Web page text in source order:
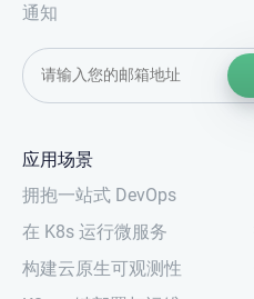
通知
应用场景
拥抱一站式 DevOps
在 K8s 运行微服务
构建云原生可观测性